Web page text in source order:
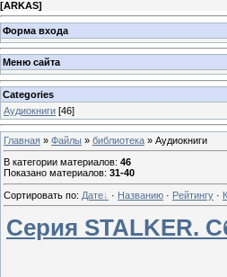
[ARKAS]
Форма входа
Меню сайта
Categories
Аудиокниги [46]
Главная » Файлы » библиотека » Аудиокниги
В категории материалов: 46
Показано материалов: 31-40
Сортировать по: Дате · Названию · Рейтингу ·
Серия STALKER.